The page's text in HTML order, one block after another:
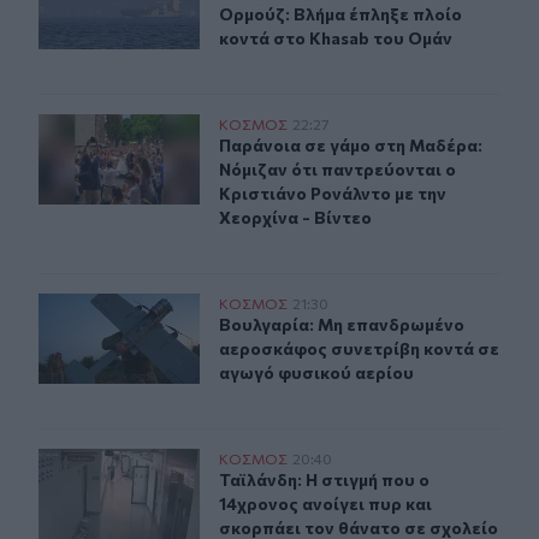
Ορμούζ: Βλήμα έπληξε πλοίο
κοντά στο Khasab του Ομάν
Παράνοια σε γάμο στη Μαδέρα: Νόμιζαν ότι
ΚΟΣΜΟΣ 22:27
Παράνοια σε γάμο στη Μαδέρα:
Παράνοια σε γάμο στη Μαδέρα:
Νόμιζαν ότι παντρεύονται ο
Κριστιάνο Ρονάλντο με την
Χεορχίνα - Βίντεο
Βουλγαρία: Μη επανδρωμένο αεροσκάφος συνετρίβη
ΚΟΣΜΟΣ 21:30
Βουλγαρία: Μη επανδρωμένο
Βουλγαρία: Μη επανδρωμένο
αεροσκάφος συνετρίβη κοντά σε
αγωγό φυσικού αερίου
Ταϊλάνδη: Η στιγμή που ο 14χρονος ανοίγει πυρ και
ΚΟΣΜΟΣ 20:40
Ταϊλάνδη: Η στιγμή που ο
Ταϊλάνδη: Η στιγμή που ο
14χρονος ανοίγει πυρ και
σκορπάει τον θάνατο σε σχολείο